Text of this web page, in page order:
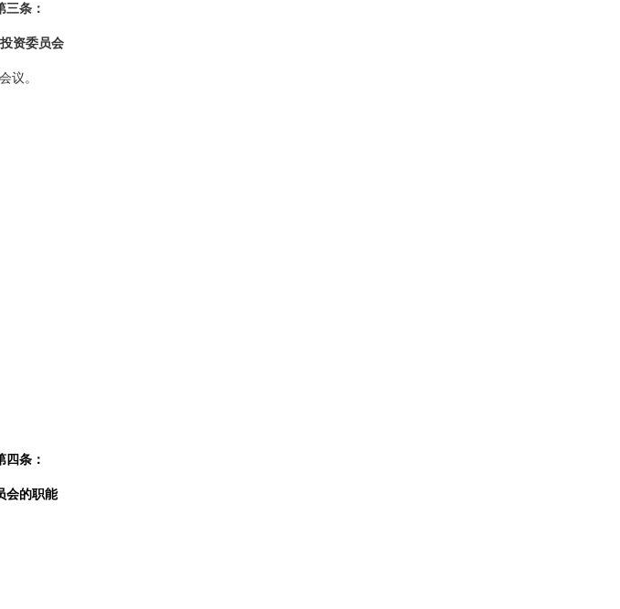
三条：
资委员会
议。
四条：
会的职能